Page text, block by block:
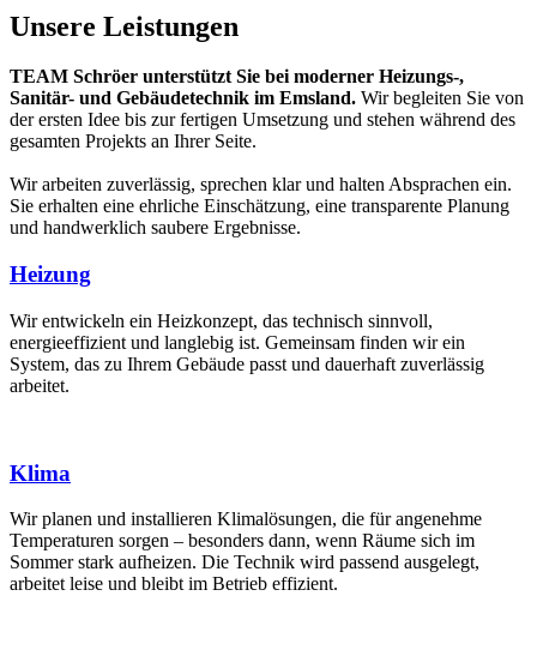
Unsere Leistungen
TEAM Schröer unterstützt Sie bei moderner Heizungs-,
Sanitär- und Gebäudetechnik im Emsland. Wir begleiten Sie von
der ersten Idee bis zur fertigen Umsetzung und stehen während des
gesamten Projekts an Ihrer Seite.
Wir arbeiten zuverlässig, sprechen klar und halten Absprachen ein.
Sie erhalten eine ehrliche Einschätzung, eine transparente Planung
und handwerklich saubere Ergebnisse.
Heizung
Wir entwickeln ein Heizkonzept, das technisch sinnvoll,
energieeffizient und langlebig ist. Gemeinsam finden wir ein
System, das zu Ihrem Gebäude passt und dauerhaft zuverlässig
arbeitet.
Klima
Wir planen und installieren Klimalösungen, die für angenehme
Temperaturen sorgen – besonders dann, wenn Räume sich im
Sommer stark aufheizen. Die Technik wird passend ausgelegt,
arbeitet leise und bleibt im Betrieb effizient.